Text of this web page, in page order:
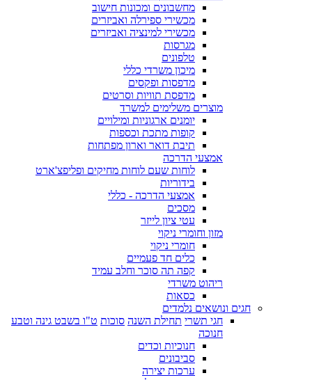
מחשבונים ומכונות חישוב
מכשירי ספירלה ואביזרים
מכשירי למינציה ואביזרים
מגרסות
טלפונים
מיכון משרדי כללי
מדפסות ופקסים
מדפסת תוויות וסרטים
מוצרים משלימים למשרד
יומנים ארגוניות ומילויים
קופות מתכת וכספות
תיבת דואר וארון מפתחות
אמצעי הדרכה
לוחות שעם לוחות מחיקים ופליפצ'ארט
בידוריות
אמצעי הדרכה - כללי
מסכים
עטי ציון לייזר
מזון וחומרי ניקוי
חומרי ניקוי
כלים חד פעמיים
קפה תה סוכר וחלב עמיד
ריהוט משרדי
כסאות
חגים ונושאים נלמדים
חגי תשרי תחילת השנה סוכות ט"ו בשבט גינה וטבע
חנוכה
חנוכיות וכדים
סביבונים
ערכות יצירה